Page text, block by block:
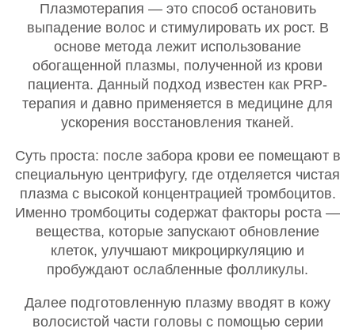
Плазмотерапия — это способ остановить
выпадение волос и стимулировать их рост. В
основе метода лежит использование
обогащенной плазмы, полученной из крови
пациента. Данный подход известен как PRP-
терапия и давно применяется в медицине для
ускорения восстановления тканей.
Суть проста: после забора крови ее помещают в
специальную центрифугу, где отделяется чистая
плазма с высокой концентрацией тромбоцитов.
Именно тромбоциты содержат факторы роста —
вещества, которые запускают обновление
клеток, улучшают микроциркуляцию и
пробуждают ослабленные фолликулы.
Далее подготовленную плазму вводят в кожу
волосистой части головы с помощью серии